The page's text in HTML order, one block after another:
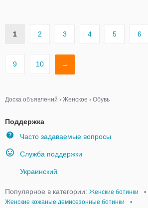
1 2 3 4 5 6
9 10 →
Доска объявлений › Женское › Обувь
Поддержка
Часто задаваемые вопросы
Служба поддержки
Украинский
Популярное в категории: Женские ботинки
•
Женские кожаные демисезонные ботинки
•